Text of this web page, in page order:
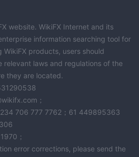
website. WikiFX Internet and its
information searching tool for
WikiFX products, users should
relevant laws and regulations of the
they are located.
；
706 777 7762；61 449895363
；
error corrections, please send the